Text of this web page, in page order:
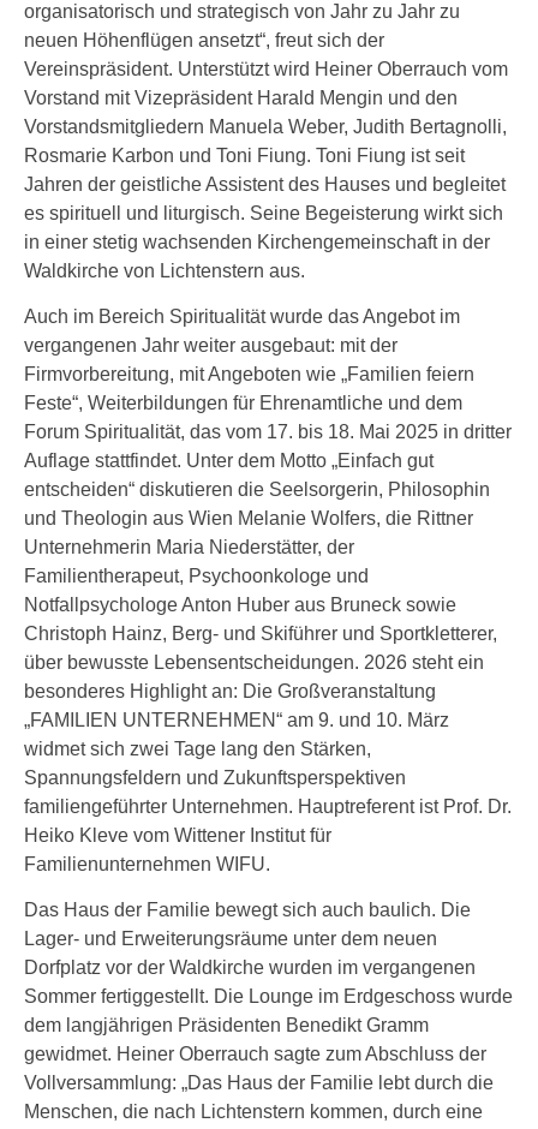
organisatorisch und strategisch von Jahr zu Jahr zu
neuen Höhenflügen ansetzt“, freut sich der
Vereinspräsident. Unterstützt wird Heiner Oberrauch vom
Vorstand mit Vizepräsident Harald Mengin und den
Vorstandsmitgliedern Manuela Weber, Judith Bertagnolli,
Rosmarie Karbon und Toni Fiung. Toni Fiung ist seit
Jahren der geistliche Assistent des Hauses und begleitet
es spirituell und liturgisch. Seine Begeisterung wirkt sich
in einer stetig wachsenden Kirchengemeinschaft in der
Waldkirche von Lichtenstern aus.
Auch im Bereich Spiritualität wurde das Angebot im
vergangenen Jahr weiter ausgebaut: mit der
Firmvorbereitung, mit Angeboten wie „Familien feiern
Feste“, Weiterbildungen für Ehrenamtliche und dem
Forum Spiritualität, das vom 17. bis 18. Mai 2025 in dritter
Auflage stattfindet. Unter dem Motto „Einfach gut
entscheiden“ diskutieren die Seelsorgerin, Philosophin
und Theologin aus Wien Melanie Wolfers, die Rittner
Unternehmerin Maria Niederstätter, der
Familientherapeut, Psychoonkologe und
Notfallpsychologe Anton Huber aus Bruneck sowie
Christoph Hainz, Berg- und Skiführer und Sportkletterer,
über bewusste Lebensentscheidungen. 2026 steht ein
besonderes Highlight an: Die Großveranstaltung
„FAMILIEN UNTERNEHMEN“ am 9. und 10. März
widmet sich zwei Tage lang den Stärken,
Spannungsfeldern und Zukunftsperspektiven
familiengeführter Unternehmen. Hauptreferent ist Prof. Dr.
Heiko Kleve vom Wittener Institut für
Familienunternehmen WIFU.
Das Haus der Familie bewegt sich auch baulich. Die
Lager- und Erweiterungsräume unter dem neuen
Dorfplatz vor der Waldkirche wurden im vergangenen
Sommer fertiggestellt. Die Lounge im Erdgeschoss wurde
dem langjährigen Präsidenten Benedikt Gramm
gewidmet. Heiner Oberrauch sagte zum Abschluss der
Vollversammlung: „Das Haus der Familie lebt durch die
Menschen, die nach Lichtenstern kommen, durch eine